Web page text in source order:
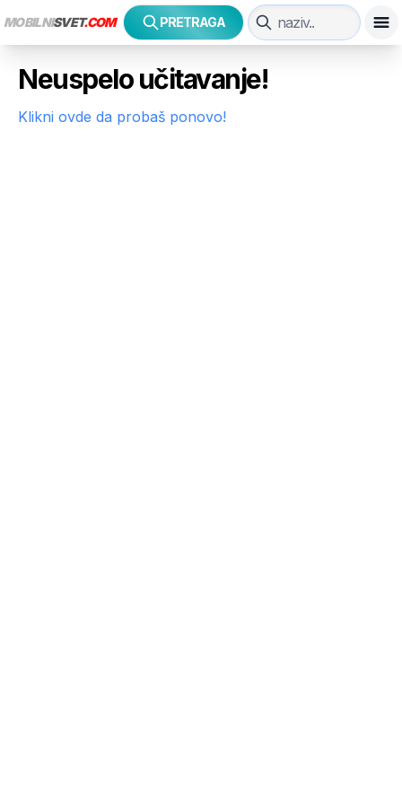
MOBILNISVET.COM PRETRAGA
Neuspelo učitavanje!
Klikni ovde da probaš ponovo!